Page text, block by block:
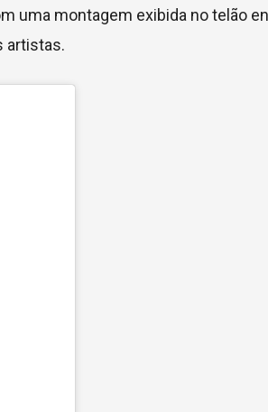
uma montagem exibida no telão
artistas.